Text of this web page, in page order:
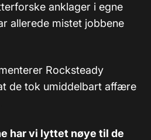
anklager i egne
allerede mistet jobbene
Rocksteady
de tok umiddelbart affære
har vi lyttet nøye til de